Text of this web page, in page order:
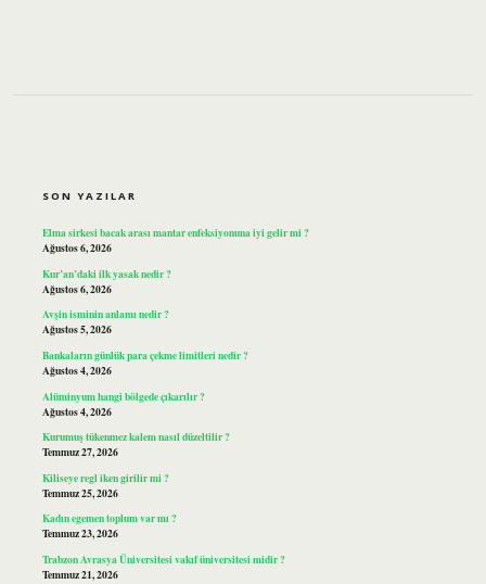
SON YAZILAR
Elma sirkesi bacak arası mantar enfeksiyonuna iyi gelir mi ?
Ağustos 6, 2026
Kur’an’daki ilk yasak nedir ?
Ağustos 6, 2026
Avşin isminin anlamı nedir ?
Ağustos 5, 2026
Bankaların günlük para çekme limitleri nedir ?
Ağustos 4, 2026
Alüminyum hangi bölgede çıkarılır ?
Ağustos 4, 2026
Kurumuş tükenmez kalem nasıl düzeltilir ?
Temmuz 27, 2026
Kiliseye regl iken girilir mi ?
Temmuz 25, 2026
Kadın egemen toplum var mı ?
Temmuz 23, 2026
Trabzon Avrasya Üniversitesi vakıf üniversitesi midir ?
Temmuz 21, 2026